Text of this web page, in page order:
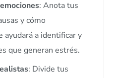
: Anota tus
y cómo
ayudará a identificar y
que generan estrés.
: Divide tus